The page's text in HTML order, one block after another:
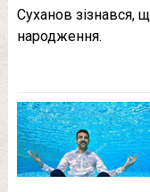
Суханов зізнався,
народження.